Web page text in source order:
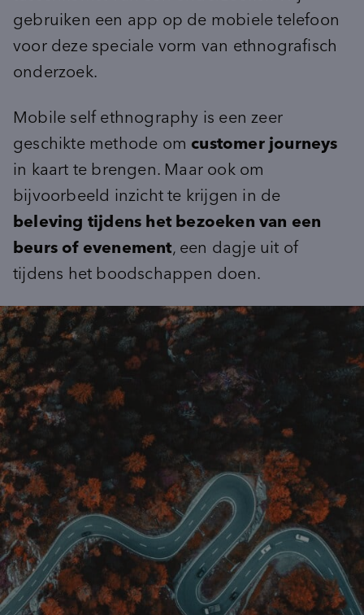
inventory_2Product-ontwikkeling
pie_chart Marktpotentie
sign_language Usage & Attitude
groups_2 (Potentiële) doelgroepen
psychology_alt Behoeften
Opinieonderzoek
insights Data & Insights kickstart
unknown_document
step_overWhat’s Next workshop
gebruiken een app op de mobiele telefoon
voor deze speciale vorm van ethnografisch
onderzoek.
Mobile self ethnography is een zeer
geschikte methode om customer journeys
in kaart te brengen. Maar ook om
bijvoorbeeld inzicht te krijgen in de
beleving tijdens het bezoeken van een
beurs of evenement, een dagje uit of
tijdens het boodschappen doen.